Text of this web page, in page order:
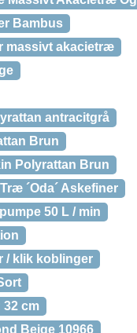
Bambus
massivt akacietræ
antracitgrå
Brun
Polyrattan Brun
´Oda´ Askefiner
50 L / min
/ klik koblinger
32 cm
Beige 10966